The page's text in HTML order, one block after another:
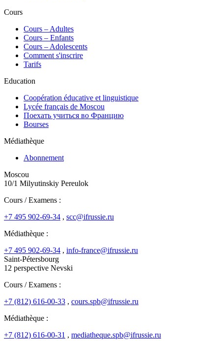
Cours
Сours – Adultes
Cours – Enfants
Cours – Adolescents
Comment s'inscrire
Tarifs
Education
Coopération éducative et linguistique
Lycée français de Moscou
Поехать учиться во Францию
Bourses
Médiathèque
Abonnement
Moscou
10/1 Milyutinskiy Pereulok
Cours / Examens :
+7 495 902-69-34 , scc@ifrussie.ru
Médiathèque :
+7 495 902-69-34 , info-france@ifrussie.ru
Saint-Pétersbourg
12 perspective Nevski
Cours / Examens :
+7 (812) 616-00-33 , cours.spb@ifrussie.ru
Médiathèque :
+7 (812) 616-00-31 , mediatheque.spb@ifrussie.ru